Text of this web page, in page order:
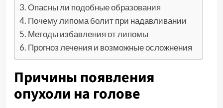
Опасны ли подобные образования
Почему липома болит при надавливании
Методы избавления от липомы
Прогноз лечения и возможные осложнения
Причины появления
опухоли на голове